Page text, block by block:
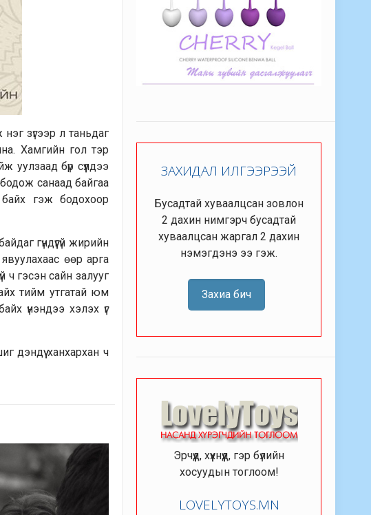
зүгээр л таньдаг
Хамгийн гол тэр
бүр сүүлдээ
санаад байгаа
байх гэж бодохоор
гүндүүгүй жирийн
өөр арга
ч гэсэн сайн залууг
тийм утгатай юм
үнэндээ хэлэх үг
дэндүү ханхархан ч
ЗАХИДАЛ ИЛГЭЭРЭЭЙ
Бусадтай хуваалцсан зовлон
2 дахин нимгэрч бусадтай
хуваалцсан жаргал 2 дахин
нэмэгдэнэ ээ гэж.
Захиа бич
Эрчүүд, хүүхнүүд, гэр бүлийн
хосуудын тоглоом!
LOVELYTOYS.MN